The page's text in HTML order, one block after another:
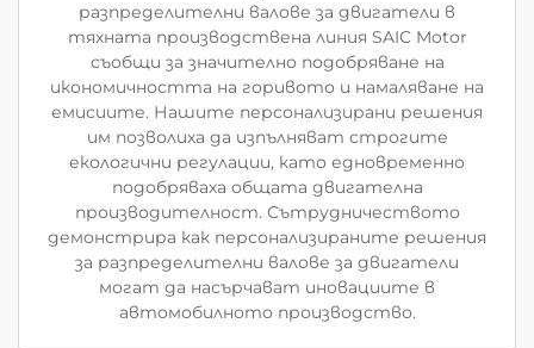
разпределителни валове за двигатели в
тяхната производствена линия SAIC Motor
съобщи за значително подобряване на
икономичността на горивото и намаляване на
емисиите. Нашите персонализирани решения
им позволиха да изпълняват строгите
екологични регулации, като едновременно
подобряваха общата двигателна
производителност. Сътрудничеството
демонстрира как персонализираните решения
за разпределителни валове за двигатели
могат да насърчават иновациите в
автомобилното производство.